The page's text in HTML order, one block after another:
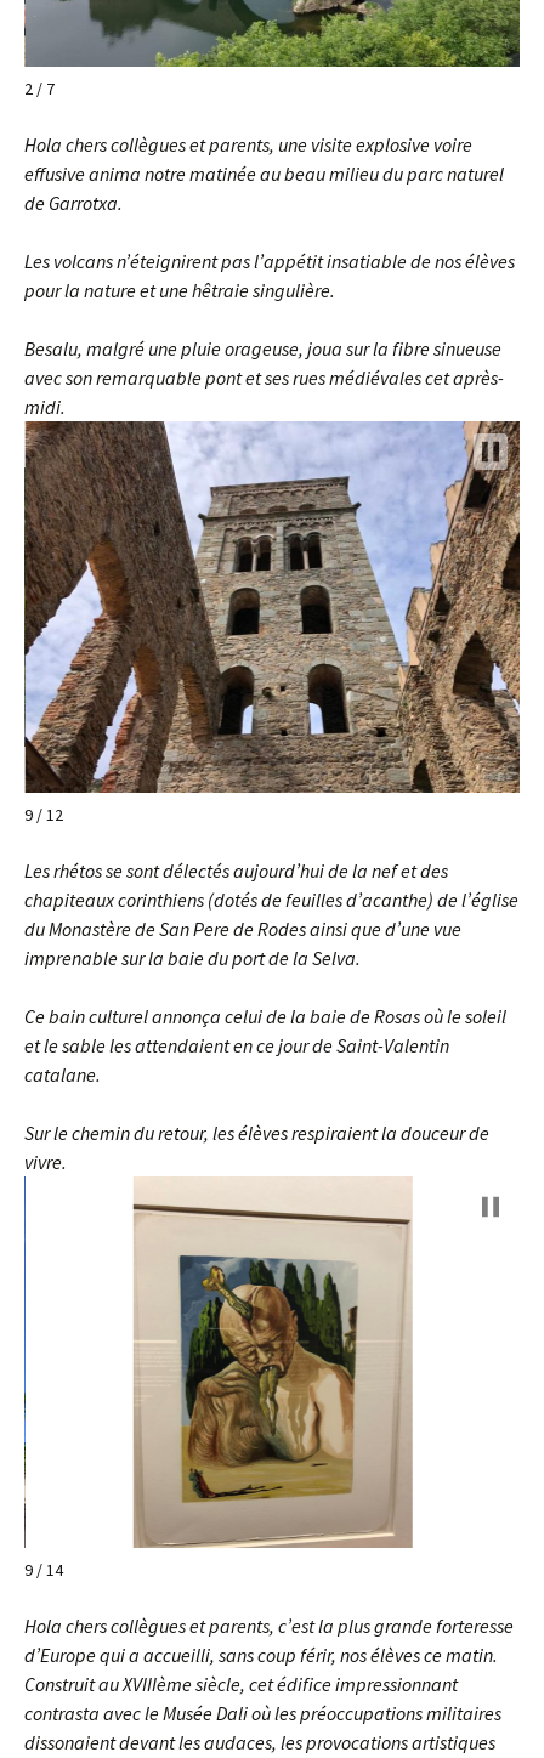
2 / 7
Hola chers collègues et parents, une visite explosive voire
effusive anima notre matinée au beau milieu du parc naturel
de Garrotxa.
Les volcans n’éteignirent pas l’appétit insatiable de nos élèves
pour la nature et une hêtraie singulière.
Besalu, malgré une pluie orageuse, joua sur la fibre sinueuse
avec son remarquable pont et ses rues médiévales cet après-
midi.
9 / 12
Les rhétos se sont délectés aujourd’hui de la nef et des
chapiteaux corinthiens (dotés de feuilles d’acanthe) de l’église
du Monastère de San Pere de Rodes ainsi que d’une vue
imprenable sur la baie du port de la Selva.
Ce bain culturel annonça celui de la baie de Rosas où le soleil
et le sable les attendaient en ce jour de Saint-Valentin
catalane.
Sur le chemin du retour, les élèves respiraient la douceur de
vivre.
9 / 14
Hola chers collègues et parents, c’est la plus grande forteresse
d’Europe qui a accueilli, sans coup férir, nos élèves ce matin.
Construit au XVIIIème siècle, cet édifice impressionnant
contrasta avec le Musée Dali où les préoccupations militaires
dissonaient devant les audaces, les provocations artistiques